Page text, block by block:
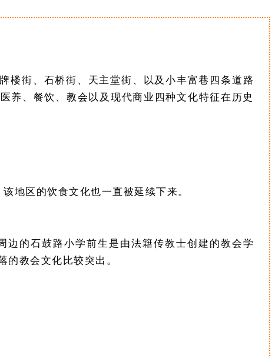
楼街、石桥街、天主堂街、以及小丰富巷四条道路
养、餐饮、教会以及现代商业四种文化特征在历史
地区的饮食文化也一直被延续下来。
的石鼓路小学前生是由法籍传教士创建的教会学
教会文化比较突出。